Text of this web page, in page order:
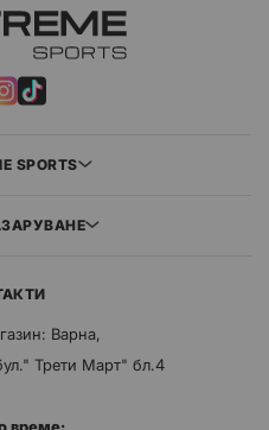
SPORTS
Варна,
Трети Март" бл.4